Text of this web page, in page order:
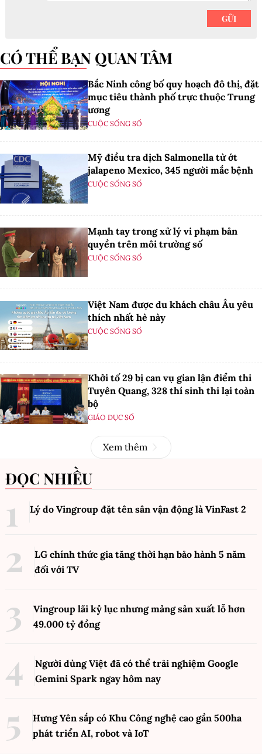
CÓ THỂ BẠN QUAN TÂM
Bắc Ninh công bố quy hoạch đô thị, đặt
mục tiêu thành phố trực thuộc Trung
ương
CUỘC SỐNG SỐ
Mỹ điều tra dịch Salmonella từ ớt
jalapeno Mexico, 345 người mắc bệnh
CUỘC SỐNG SỐ
Mạnh tay trong xử lý vi phạm bản
quyền trên môi trường số
CUỘC SỐNG SỐ
Việt Nam được du khách châu Âu yêu
thích nhất hè này
CUỘC SỐNG SỐ
Khởi tố 29 bị can vụ gian lận điểm thi
Tuyên Quang, 328 thí sinh thi lại toàn
bộ
GIÁO DỤC SỐ
Xem thêm
ĐỌC NHIỀU
Lý do Vingroup đặt tên sân vận động là VinFast 2
LG chính thức gia tăng thời hạn bảo hành 5 năm
đối với TV
Vingroup lãi kỷ lục nhưng mảng sản xuất lỗ hơn
49.000 tỷ đồng
Người dùng Việt đã có thể trải nghiệm Google
Gemini Spark ngay hôm nay
Hưng Yên sắp có Khu Công nghệ cao gần 500ha
phát triển AI, robot và IoT